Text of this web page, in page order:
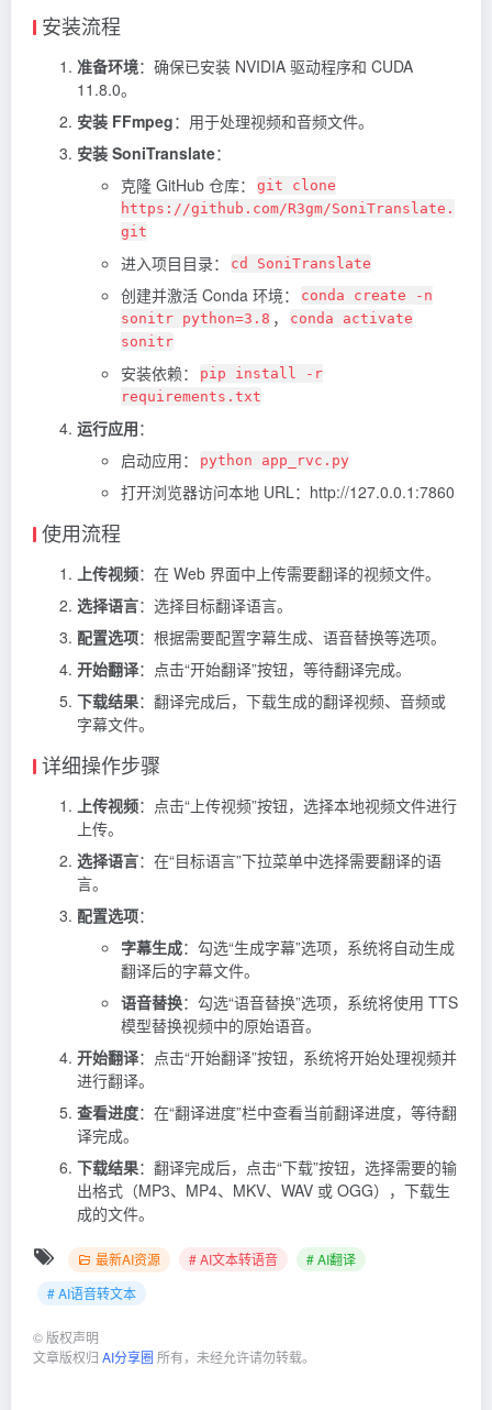
安装流程
准备环境：确保已安装 NVIDIA 驱动程序和 CUDA
11.8.0。
安装 FFmpeg：用于处理视频和音频文件。
安装 SoniTranslate：
克隆 GitHub 仓库：
git clone
https://github.com/R3gm/SoniTranslate.
git
进入项目目录： cd SoniTranslate
创建并激活 Conda 环境：
conda create -n
sonitr python=3.8 ，
conda activate
sonitr
安装依赖：
pip install -r
requirements.txt
运行应用：
启动应用：
python app_rvc.py
打开浏览器访问本地 URL：http://127.0.0.1:7860
使用流程
上传视频：在 Web 界面中上传需要翻译的视频文件。
选择语言：选择目标翻译语言。
配置选项：根据需要配置字幕生成、语音替换等选项。
开始翻译：点击“开始翻译”按钮，等待翻译完成。
下载结果：翻译完成后，下载生成的翻译视频、音频或
字幕文件。
详细操作步骤
上传视频：点击“上传视频”按钮，选择本地视频文件进行
上传。
选择语言：在“目标语言”下拉菜单中选择需要翻译的语
言。
配置选项：
字幕生成：勾选“生成字幕”选项，系统将自动生成
翻译后的字幕文件。
语音替换：勾选“语音替换”选项，系统将使用 TTS
模型替换视频中的原始语音。
开始翻译：点击“开始翻译”按钮，系统将开始处理视频并
进行翻译。
查看进度：在“翻译进度”栏中查看当前翻译进度，等待翻
译完成。
下载结果：翻译完成后，点击“下载”按钮，选择需要的输
出格式（MP3、MP4、MKV、WAV 或 OGG），下载生
成的文件。
最新AI资源 # AI文本转语音
# AI翻译
# AI语音转文本
© 版权声明
文章版权归 AI分享圈 所有，未经允许请勿转载。